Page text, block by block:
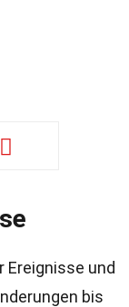
Ereignisse und
bis